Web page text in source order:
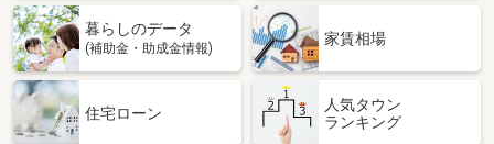
香川県高松市寺井町
専有面積
100.92m²
間取り
4LDK
香川県三豊市山本町財田西
暮らしのデータ
(補助金・助成金情報)
家賃相場
住宅ローン
人気タウン
ランキング